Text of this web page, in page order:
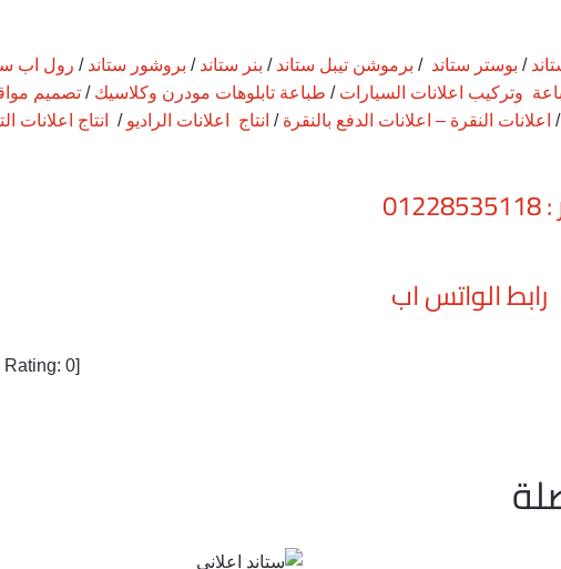
/ بوستر ستاند / برموشن تيبل ستاند / بنر ستاند / بروشور ستاند / رول اب
وتركيب اعلانات السيارات / طباعة تابلوهات مودرن وكلاسيك / تصميم
/ اعلانات النقرة – اعلانات الدفع بالنقرة / انتاج اعلانات الراديو/ انتاج اعلانات
رابط الواتس اب
[votes:
Rating: 0